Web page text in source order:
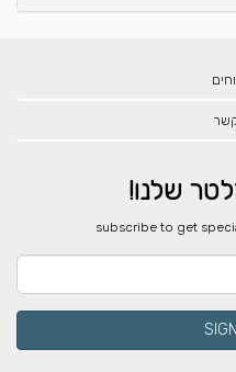
שלנו!
​subscribe to get